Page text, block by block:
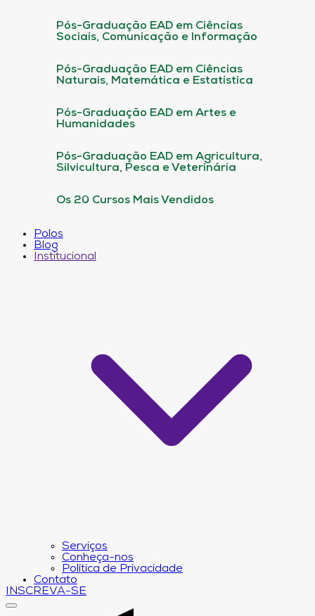
Pós-Graduação EAD em Ciências
Sociais, Comunicação e Informação
Pós-Graduação EAD em Ciências
Naturais, Matemática e Estatística
Pós-Graduação EAD em Artes e
Humanidades
Pós-Graduação EAD em Agricultura,
Silvicultura, Pesca e Veterinária
Os 20 Cursos Mais Vendidos
Polos
Blog
Institucional
Serviços
Conheça-nos
Política de Privacidade
Contato
INSCREVA-SE